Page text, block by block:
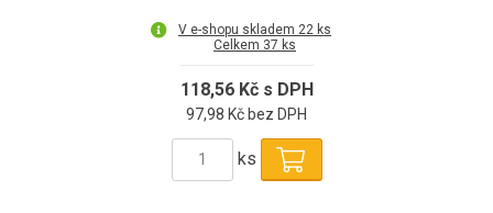
V e-shopu skladem 22 ks
Celkem 37 ks
118,56 Kč s DPH
97,98 Kč bez DPH
ks